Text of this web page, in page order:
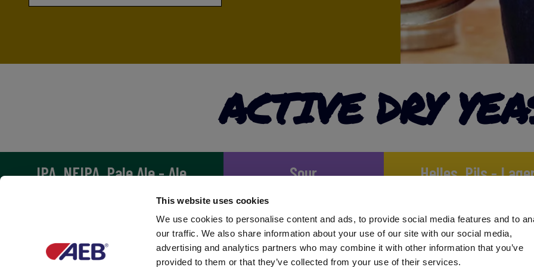
This website uses cookies
We use cookies to personalise content and ads, to provide social media features and to
our traffic. We also share information about your use of our site with our social media,
advertising and analytics partners who may combine it with other information that you’ve
provided to them or that they’ve collected from your use of their services.
ACTIVE DRY
IPA, NEIPA, Pale Ale - Ale Sour Helles, Pils -
Abbey, Trappist & Belgian Styles
Contemporary Ale Pastry